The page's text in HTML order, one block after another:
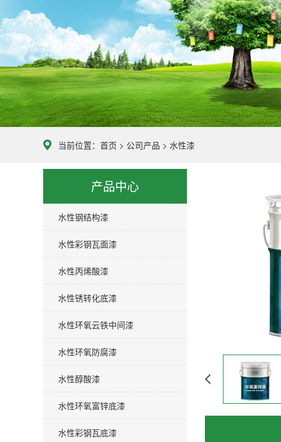
当前位置： 首页 > 公司产品 > 水性漆
产品中心
水性钢结构漆
水性彩钢瓦面漆
水性丙烯酸漆
水性锈转化底漆
水性环氧云铁中间漆
水性环氧防腐漆
水性醇酸漆
水性环氧富锌底漆
水性彩钢瓦底漆